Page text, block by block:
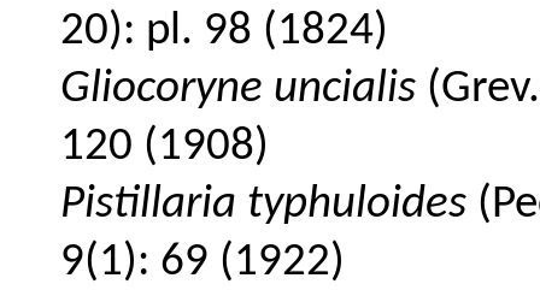
20): pl. 98 (1824)
Gliocoryne uncialis
120 (1908)
Pistillaria typhuloides
9(1): 69 (1922)